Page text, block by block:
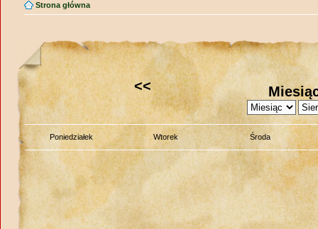
Strona główna
<<
Poniedziałek Wtorek Środa